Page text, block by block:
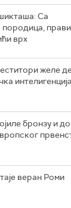
Са
породица, прави
врх
желе
бронзу и
веран Роми